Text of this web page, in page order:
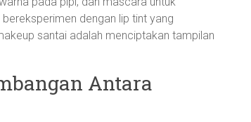
dengan lip tint yang
santai adalah menciptakan tampilan
Antara